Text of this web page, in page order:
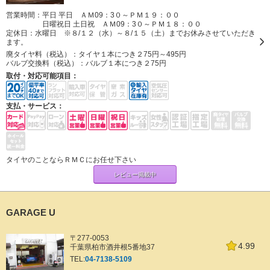
営業時間：平日 平日 ＡＭ09：3０～ＰＭ１９：００
日曜祝日 土日祝 ＡＭ09：3０～ＰＭ１８：００
定休日： 水曜日 ※８/１２（水）～８/１５（土）までお休みさせていただき
ます。
廃タイヤ料（税込）： タイヤ１本につき２75円～495円
バルブ交換料（税込）： バルブ１本につき２75円
取付・対応可能項目：
支払・サービス：
タイヤのことならＲＭＣにお任せ下さい
レビュー掲載中
GARAGE U
4.99
〒277-0053
千葉県柏市酒井根5番地37
TEL:04-7138-5109